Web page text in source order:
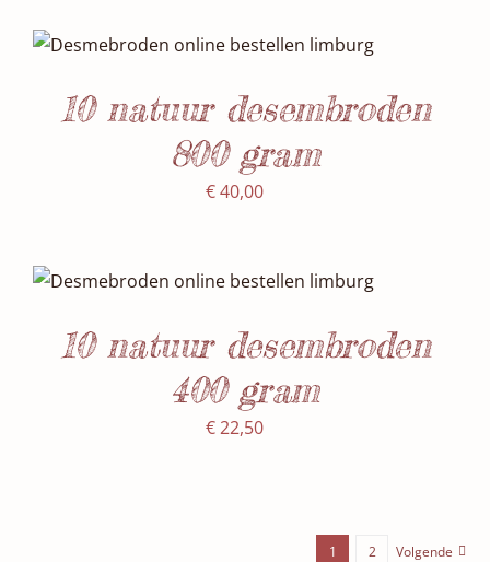
SELECTEER DATUM(S) /
10 natuur desembroden
800 gram
€40,00
SELECTEER DATUM(S) /
10 natuur desembroden
400 gram
€22,50
1 2 Volgende